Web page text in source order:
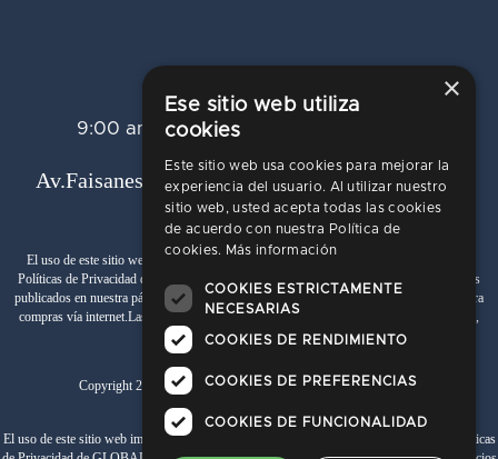
info@donatelli.pe
9:00 am a 6:00 pm de lunes a viernes
Av.Faisanes 420 , Urb. La Campiña , Chorrillos
El uso de este sitio web implica la aceptación de los
Políticas de Privacidad de SAMITEX S.A. Las fotos son a modo ilustrativo.Los precios
publicados en nuestra página web
www.johnholden.comson válidos exclusivamente para
compras vía internet.Las promociones son válidas el día de hoy, stock mínimo 1 unidad,
promociones no acumulables.
Copyright 2020 SAMITEX S.A .Todos los derechos reservados.
El uso de este sitio web implica la aceptación de los
Políticas
×
Ese sitio web utiliza
cookies
Este sitio web usa cookies para mejorar la
experiencia del usuario. Al utilizar nuestro
sitio web, usted acepta todas las cookies
de acuerdo con nuestra Política de
cookies. Más información
COOKIES ESTRICTAMENTE
NECESARIAS
COOKIES DE RENDIMIENTO
COOKIES DE PREFERENCIAS
COOKIES DE FUNCIONALIDAD